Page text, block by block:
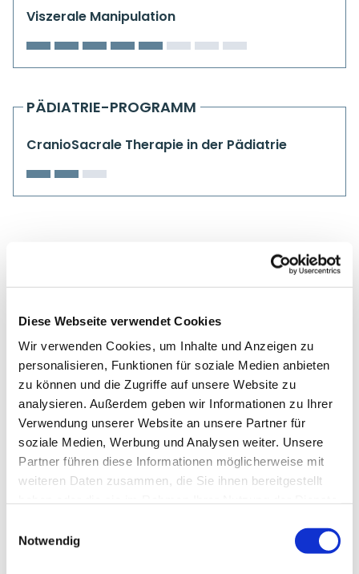
Diese Webseite verwendet Cookies
Wir verwenden Cookies, um Inhalte und Anzeigen zu
personalisieren, Funktionen für soziale Medien anbieten
zu können und die Zugriffe auf unsere Website zu
analysieren. Außerdem geben wir Informationen zu Ihrer
Verwendung unserer Website an unsere Partner für
soziale Medien, Werbung und Analysen weiter. Unsere
Partner führen diese Informationen möglicherweise mit
weiteren Daten zusammen, die Sie ihnen bereitgestellt
Notwendig
Viszerale Manipulation
PÄDIATRIE-PROGRAMM
CranioSacrale Therapie in der Pädiatrie